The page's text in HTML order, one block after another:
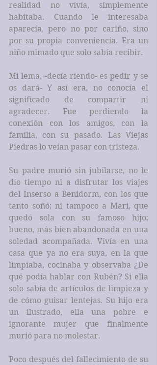
realidad no vivía, simplemente
habitaba. Cuando le interesaba
aparecía, pero no por cariño, sino
por su propia conveniencia. Era un
niño mimado que solo sabía recibir.
Mi lema, -decía riendo- es pedir y se
os dará- Y así era, no conocía el
significado de compartir ni
agradecer. Fue perdiendo la
conexión con los amigos, con la
familia, con su pasado. Las Viejas
Piedras lo veían pasar con tristeza.
Su padre murió sin jubilarse, no le
dio tiempo ni a disfrutar los viajes
del Inserso a Benidorm, con los que
tanto soñó; ni tampoco a Mari, que
quedó sola con su famoso hijo;
bueno, más bien abandonada en una
soledad acompañada. Vivía en una
casa que ya no era suya, en la que
limpiaba, cocinaba y observaba ¿De
qué podía hablar con Rubén? Si ella
solo sabía de artículos de limpieza y
de cómo guisar lentejas. Su hijo era
un ilustrado, ella una pobre e
ignorante mujer que finalmente
murió para no molestar.
Poco después del fallecimiento de su